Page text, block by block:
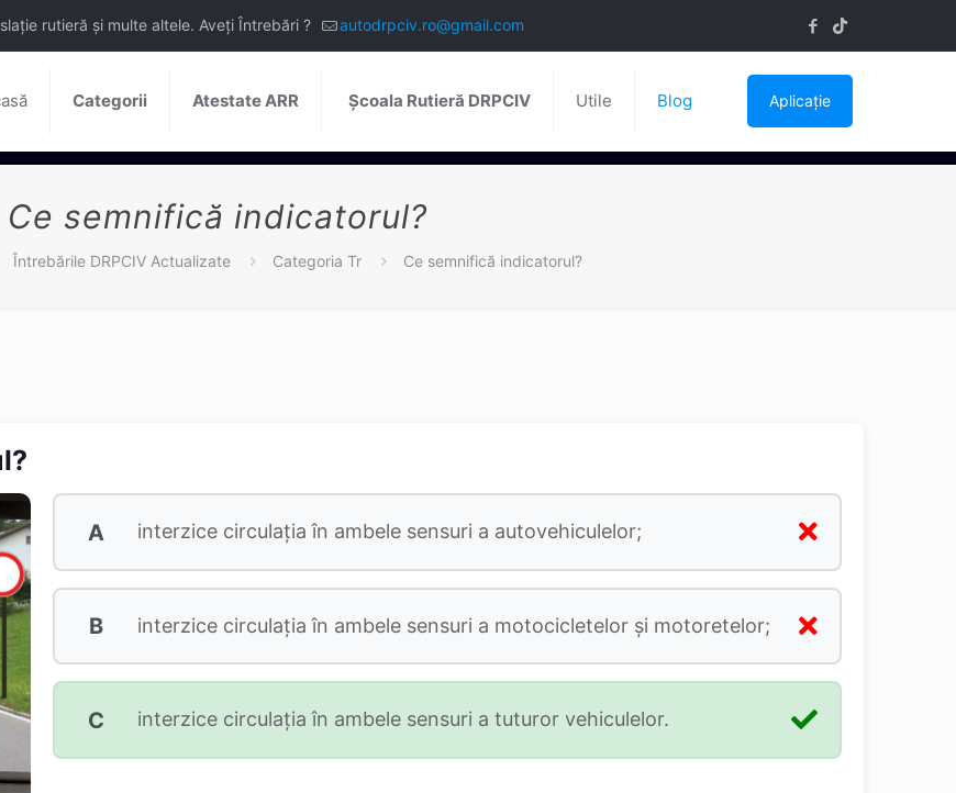
rutieră și multe altele. Aveți Întrebări ? autodrpciv.ro@gmail.com
Categorii Atestate ARR Școala Rutieră DRPCIV Utile Blog Aplicație
Ce semnifică indicatorul?
Întrebările DRPCIV Actualizate Categoria Tr Ce semnifică indicatorul?
A interzice circulația în ambele sensuri a autovehiculelor;
B interzice circulația în ambele sensuri a motocicletelor și motoretelor;
C interzice circulația în ambele sensuri a tuturor vehiculelor.